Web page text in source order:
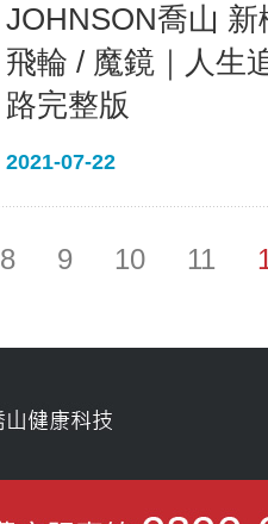
JOHNSON喬山 新
飛輪 / 魔鏡｜人生
路完整版
2021-07-22
8 9 10 11